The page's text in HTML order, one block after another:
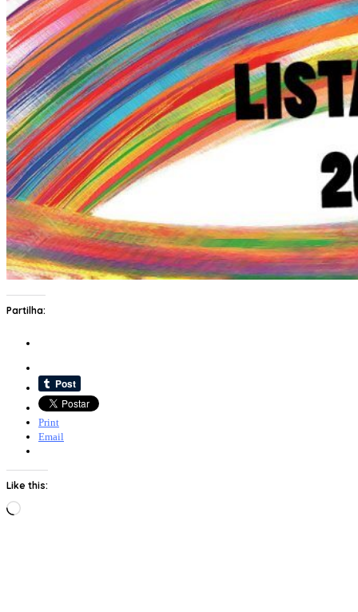
Partilha:
Print
Email
Like this:
Loading…